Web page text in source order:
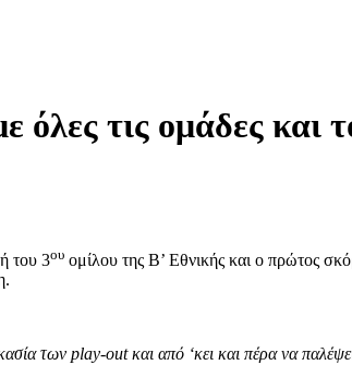
τις ομάδες και
του 3ου ομίλου της Β’ Εθνικής και ο πρώτος
των play-out και από ‘κει και πέρα να